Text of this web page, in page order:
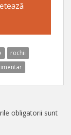
rochii
obligatorii sunt